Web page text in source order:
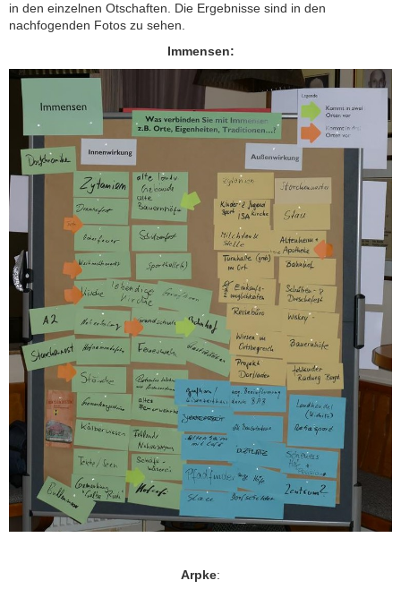
in den einzelnen Otschaften. Die Ergebnisse sind in den
nachfogenden Fotos zu sehen.
Immensen:
Arpke: